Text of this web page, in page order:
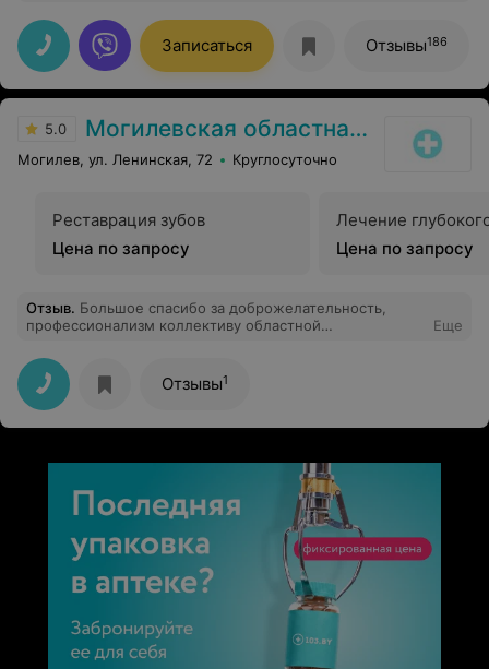
Очень приятная внимательная. Все сделала на высшем
уровне. А самое главное что я больше не боюсь
врачей. Так же не однократно посещала специалиста
подолога Гуторову очень вежливая. И самое главное
хороший специалист. Хочу пожелать центру
Записаться Отзывы186
5.0 Могилевская областная стоматологическая поликлиника
Могилев, ул. Ленинская, 72 Круглосуточно
Реставрация зубов
Цена по запросу
Лечение
Цена по запросу
Отзыв. Большое спасибо за доброжелательность,
профессионализм коллективу областной
с Ковалевской Аллой Васильевной, а также моим
лечащим врачам: врачу-стоматологу-терапевту
Прудниченко О.П. и врачу-стоматологу-ортопеду
Ильюшкину С.В., зав. лечебно-ортопедическим
отделением №1 Толпыго А.С. Здоровья Вам и
современных медицинских технологий!
Еще
Отзывы1